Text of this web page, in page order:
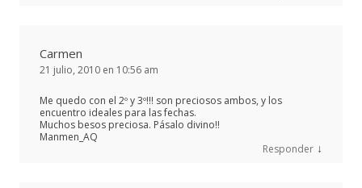
Carmen
21 julio, 2010 en 10:56 am
Me quedo con el 2º y 3º!!! son preciosos ambos, y los
encuentro ideales para las fechas.
Muchos besos preciosa. Pásalo divino!!
Manmen_AQ
Responder ↓